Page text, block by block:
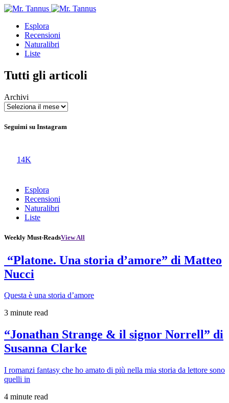
Esplora
Recensioni
Naturalibri
Liste
Tutti gli articoli
Archivi
Seguimi su Instagram
14K
Esplora
Recensioni
Naturalibri
Liste
Weekly Must-ReadsView All
“Platone. Una storia d’amore” di Matteo
Nucci
Questa è una storia d’amore
3 minute read
“Jonathan Strange & il signor Norrell” di
Susanna Clarke
I romanzi fantasy che ho amato di più nella mia storia da lettore sono
quelli in
4 minute read